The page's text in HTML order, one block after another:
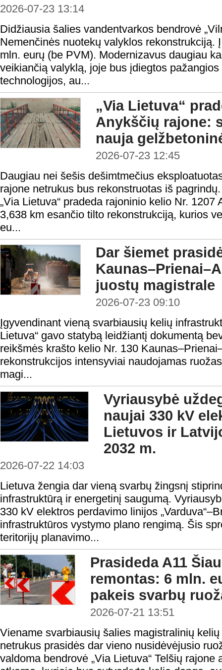
2026-07-23 13:14
Didžiausia šalies vandentvarkos bendrovė
Nemenčinės nuotekų valyklos rekonstrukciją.
mln. eurų (be PVM). Modernizavus daugiau
veikiančią valyklą, joje bus įdiegtos
technologijos, au...
„Via Lietuva“
Anykščių rajone:
nauja
2026-07-23 12:45
Daugiau nei šešis dešimtmečius
rajone netrukus bus rekonstruotas iš
„Via Lietuva“ pradeda rajoninio kelio Nr.
3,638 km esančio tilto rekonstrukciją, kurios
eu...
Dar šiemet
juostų magistrale
2026-07-23 09:10
Įgyvendinant vieną svarbiausių kelių
Lietuva“ gavo statybą leidžiantį dokumentą
reikšmės krašto kelio Nr. 130
rekonstrukcijos intensyviai naudojamas
magi...
Vyriausybė
naujai 330 kV
Lietuvos ir
2032 m.
2026-07-22 14:03
Lietuva žengia dar vieną svarbų žingsnį
infrastruktūrą ir energetinį saugumą.
330 kV elektros perdavimo linijos
infrastruktūros vystymo plano rengimą. Šis
teritorijų planavimo...
Prasideda A11
remontas: 6 mln.
pakeis svarbų
2026-07-21 13:51
Viename svarbiausių šalies magistralinių
netrukus prasidės dar vieno nusidėvėjusio
valdoma bendrovė „Via Lietuva“ Telšių